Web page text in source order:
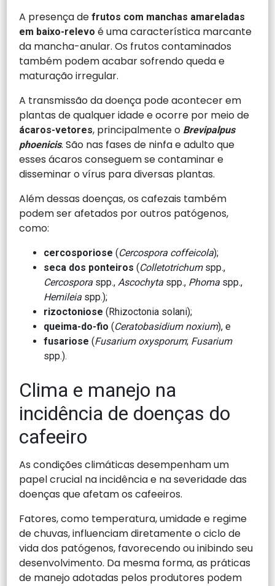
A presença defrutos com manchas amareladas
em baixo-relevo é uma característica marcante
da mancha-anular. Os frutos contaminados
também podem acabar sofrendo queda e
maturação irregular.
A transmissão da doença pode acontecer em
plantas de qualquer idade e ocorre por meio de
ácaros-vetores, principalmente o Brevipalpus
phoenicis. São nas fases de ninfa e adulto que
esses ácaros conseguem se contaminar e
disseminar o vírus para diversas plantas.
Além dessas doenças, os cafezais também
podem ser afetados por outros patógenos,
como:
cercosporiose (Cercospora coffeicola);
seca dos ponteiros (Colletotrichumspp.,
Cercospora spp., Ascochyta spp., Phoma spp.,
Hemileia spp.);
rizoctoniose (Rhizoctonia solani);
queima-do-fio (Ceratobasidium noxium), e
fusariose (Fusarium oxysporum; Fusarium
spp.).
Clima e manejo na
incidência de doenças do
cafeeiro
As condições climáticas desempenham um
papel crucial na incidência e na severidade das
doenças que afetam os cafeeiros.
Fatores, como temperatura, umidade e regime
de chuvas, influenciam diretamente o ciclo de
vida dos patógenos, favorecendo ou inibindo seu
desenvolvimento. Da mesma forma, as práticas
de manejo adotadas pelos produtores podem